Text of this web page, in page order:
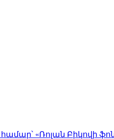
«Ռոլան Բիկովի